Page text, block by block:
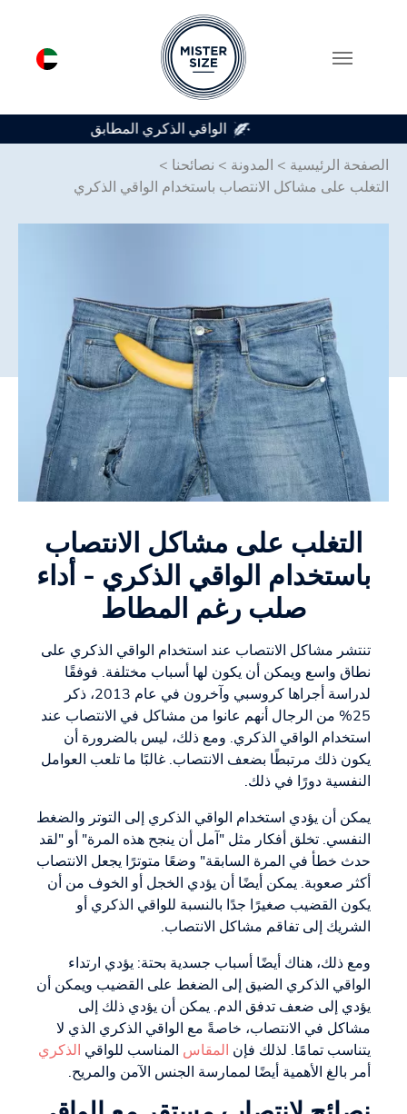
متوفر في 7 أحجام للواقي الذكري
الصفحة الرئيسية > المدونة > نصائحنا >
التغلب على مشاكل الانتصاب باستخدام الواقي الذكري
التغلب على مشاكل الانتصاب
باستخدام الواقي الذكري - أداء
صلب رغم المطاط
تنتشر مشاكل الانتصاب عند استخدام الواقي الذكري على
نطاق واسع ويمكن أن يكون لها أسباب مختلفة. فوفقًا
لدراسة أجراها كروسبي وآخرون في عام 2013، ذكر
25% من الرجال أنهم عانوا من مشاكل في الانتصاب عند
استخدام الواقي الذكري. ومع ذلك، ليس بالضرورة أن
يكون ذلك مرتبطًا بضعف الانتصاب. غالبًا ما تلعب العوامل
النفسية دورًا في ذلك.
يمكن أن يؤدي استخدام الواقي الذكري إلى التوتر والضغط
النفسي. تخلق أفكار مثل "آمل أن ينجح هذه المرة" أو "لقد
حدث خطأ في المرة السابقة" وضعًا متوترًا يجعل الانتصاب
أكثر صعوبة. يمكن أيضًا أن يؤدي الخجل أو الخوف من أن
يكون القضيب صغيرًا جدًا بالنسبة للواقي الذكري أو
الشريك إلى تفاقم مشاكل الانتصاب.
ومع ذلك، هناك أيضًا أسباب جسدية بحتة: يؤدي ارتداء
الواقي الذكري الضيق إلى الضغط على القضيب ويمكن أن
يؤدي إلى ضعف تدفق الدم. يمكن أن يؤدي ذلك إلى
مشاكل في الانتصاب، خاصةً مع الواقي الذكري الذي لا
يتناسب تمامًا. لذلك فإن المقاس المناسب للواقي الذكري
أمر بالغ الأهمية أيضًا لممارسة الجنس الآمن والمريح.